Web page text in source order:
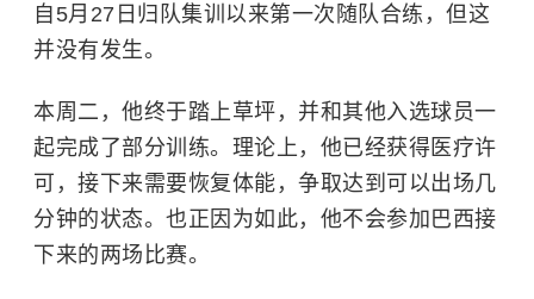
自5月27日归队集训以来第一次随队合练，但这
并没有发生。
本周二，他终于踏上草坪，并和其他入选球员一
起完成了部分训练。理论上，他已经获得医疗许
可，接下来需要恢复体能，争取达到可以出场几
分钟的状态。也正因为如此，他不会参加巴西接
下来的两场比赛。